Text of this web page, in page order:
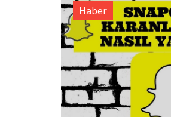
Haber